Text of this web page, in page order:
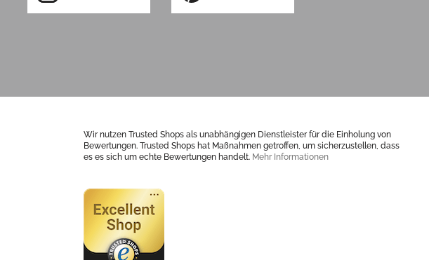
Wir nutzen Trusted Shops als unabhängigen Dienstleister für die Einholung von
Bewertungen. Trusted Shops hat Maßnahmen getroffen, um sicherzustellen, dass
es es sich um echte Bewertungen handelt. Mehr Informationen